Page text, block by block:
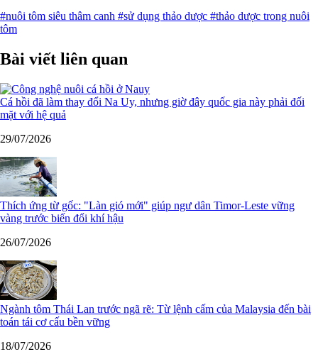
#nuôi tôm siêu thâm canh #sử dụng thảo dược #thảo dược trong nuôi
tôm
Bài viết liên quan
Cá hồi đã làm thay đổi Na Uy, nhưng giờ đây quốc gia này phải đối
mặt với hệ quả
29/07/2026
Thích ứng từ gốc: "Làn gió mới" giúp ngư dân Timor-Leste vững
vàng trước biến đổi khí hậu
26/07/2026
Ngành tôm Thái Lan trước ngã rẽ: Từ lệnh cấm của Malaysia đến bài
toán tái cơ cấu bền vững
18/07/2026